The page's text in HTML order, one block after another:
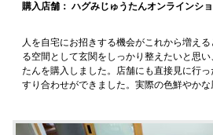
購入店舗： ハグみじゅうたんオンラインシ
人を自宅にお招きする機会がこれから増え
る空間として玄関をしっかり整えたいと思
たんを購入しました。店舗にも直接見に行
すり合わせができました。実際の色鮮やかな